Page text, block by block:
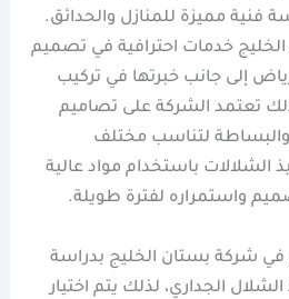
فنية مميزة للمنازل والحدائق.
خدمات احترافية في تصميم
إلى جانب خبرتها في تركيب
تعتمد الشركة على تصاميم
لتناسب مختلف
الشلالات باستخدام مواد عالية
واستمراره لفترة طويلة.
شركة بستان الخليج بدراسة
الجداري، لذلك يتم اختيار